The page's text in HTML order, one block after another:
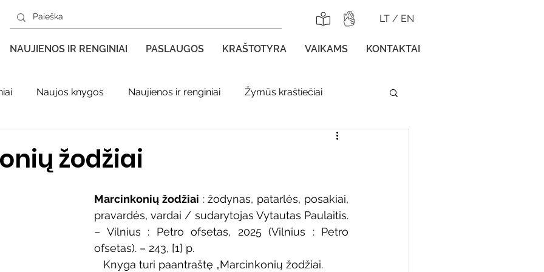
LT / EN
NAUJIENOS IR RENGINIAI PASLAUGOS KRAŠTOTYRA VAIKAMS KONTAKTAI
Naujos knygos Naujienos ir renginiai Žymūs kraštiečiai
Kilnojamos parodos
Literatų klubo veikla Naujos knygos vaikams
žodžiai
Marcinkonių žodžiai : žodynas, patarlės, posakiai,
pravardės, vardai / sudarytojas Vytautas Paulaitis.
– Vilnius : Petro ofsetas, 2025 (Vilnius : Petro
ofsetas). – 243, [1] p.
Knyga turi paantraštę „Marcinkonių žodžiai.